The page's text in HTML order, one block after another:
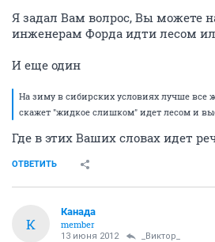
Я задал Вам волрос, Вы можете
инженерам Форда идти лесом
И еще один
На зиму в сибирских условиях лучше все
скажет "жидкое слишком" идет лесом и
Где в этих Ваших словах идет
ОТВЕТИТЬ
К
Канада
member
13 июня 2012 _Виктор_